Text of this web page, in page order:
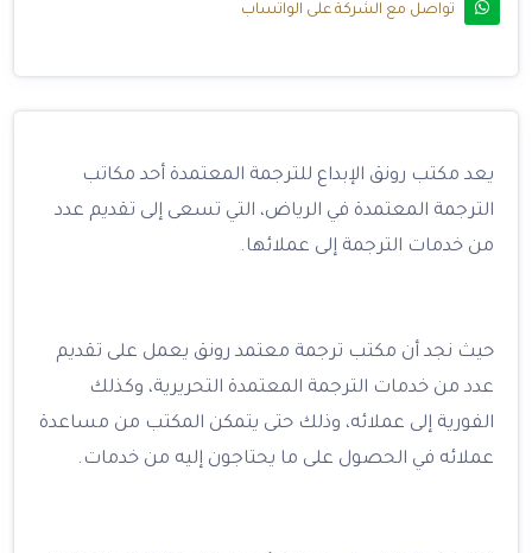
تواصل مع الشركة على الواتساب
يعد مكتب رونق الإبداع للترجمة المعتمدة أحد مكاتب
الترجمة المعتمدة في الرياض، التي تسعى إلى تقديم عدد
من خدمات الترجمة إلى عملائها.
حيث نجد أن مكتب ترجمة معتمد رونق يعمل على تقديم
عدد من خدمات الترجمة المعتمدة التحريرية، وكذلك
الفورية إلى عملائه، وذلك حتى يتمكن المكتب من مساعدة
عملائه في الحصول على ما يحتاجون إليه من خدمات.